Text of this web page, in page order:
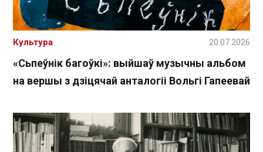
«Сьпеўнік багоўкі»: выйшаў музычны альбом
на вершы з дзіцячай анталогіі Вольгі Гапеевай
Культура 20.07.2026